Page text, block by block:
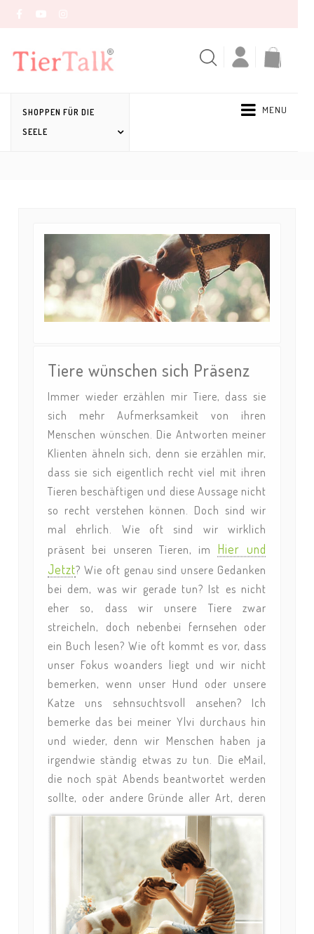
SHOPPEN FÜR DIE
SEELE
MENU
Tiere wünschen sich Präsenz
Immer wieder erzählen mir Tiere, dass sie
sich mehr Aufmerksamkeit von ihren
Menschen wünschen. Die Antworten meiner
Klienten ähneln sich, denn sie erzählen mir,
dass sie sich eigentlich recht viel mit ihren
Tieren beschäftigen und diese Aussage nicht
so recht verstehen können. Doch sind wir
mal ehrlich. Wie oft sind wir wirklich
präsent bei unseren Tieren, im Hier und
Jetzt? Wie oft genau sind unsere Gedanken
bei dem, was wir gerade tun? Ist es nicht
eher so, dass wir unsere Tiere zwar
streicheln, doch nebenbei fernsehen oder
ein Buch lesen? Wie oft kommt es vor, dass
unser Fokus woanders liegt und wir nicht
bemerken, wenn unser Hund oder unsere
Katze uns sehnsuchtsvoll ansehen? Ich
bemerke das bei meiner Ylvi durchaus hin
und wieder, denn wir Menschen haben ja
irgendwie ständig etwas zu tun. Die eMail,
die noch spät Abends beantwortet werden
sollte, oder andere Gründe aller Art, deren